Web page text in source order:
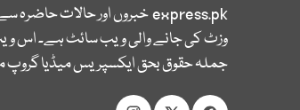
express.pkخبروں اور حالات حاضرہ
وزٹ کی جانے والی ویب سائٹ ہے۔ اس
جملہ حقوق بحق ایکسپریس میڈیا گروپ